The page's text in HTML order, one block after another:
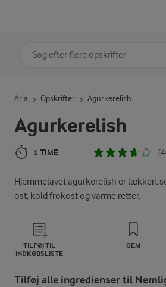
Agurkerelish
1 TIME
Hjemmelavet agurkerelish er lækkert
ost, kold frokost og varme retter.
TILFØJ TIL
INDKØBSLISTE
GEM
Arla Opskrifter Agurkerelish
Tilføj alle ingredienser til
Søg på kategori